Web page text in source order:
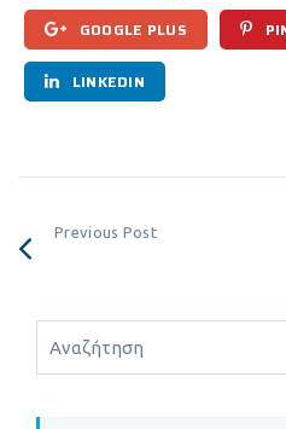
GOOGLE PLUS
LINKEDIN
Previous Post